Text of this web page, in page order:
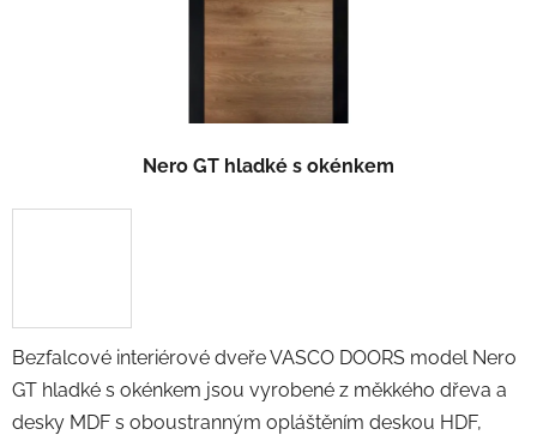
Bezfalcové interiérové dveře VASCO DOORS model Nero
GT hladké s okénkem jsou vyrobené z měkkého dřeva a
desky MDF s oboustranným opláštěním deskou HDF,
Nero GT hladké s okénkem